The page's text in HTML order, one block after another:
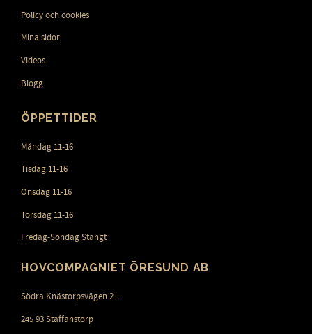
Policy och cookies
Mina sidor
Videos
Blogg
ÖPPETTIDER
Måndag 11-16
Tisdag 11-16
Onsdag 11-16
Torsdag 11-16
Fredag-Söndag Stängt
HOVCOMPAGNIET ÖRESUND AB
Södra Knästorpsvägen 21
245 93 Staffanstorp